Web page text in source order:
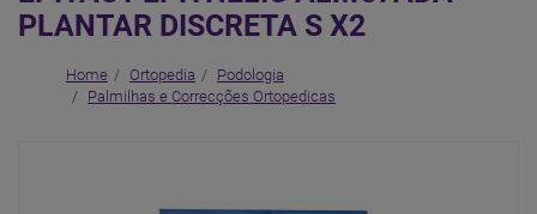
PLANTAR DISCRETA S X2
Home Ortopedia
Podologia
Palmilhas e Correcções Ortopedicas